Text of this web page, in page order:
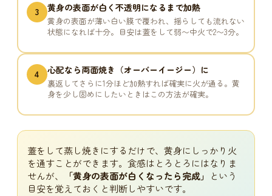
3 黄身の表面が白く不透明になるまで加熱
黄身の表面が薄い白い膜で覆われ、揺らしても流れない
状態になれば十分。目安は蓋をして弱〜中火で2〜3分。
4 心配なら両面焼き（オーバーイージー）に
裏返してさらに1分ほど加熱すれば確実に火が通る。黄
身を少し固めにしたいときはこの方法が確実。
蓋をして蒸し焼きにするだけで、黄身にしっかり火
を通すことができます。食感はとろとろにはなりま
せんが、
「黄身の表面が白くなったら完成」
という
目安を覚えておくと判断しやすいです。